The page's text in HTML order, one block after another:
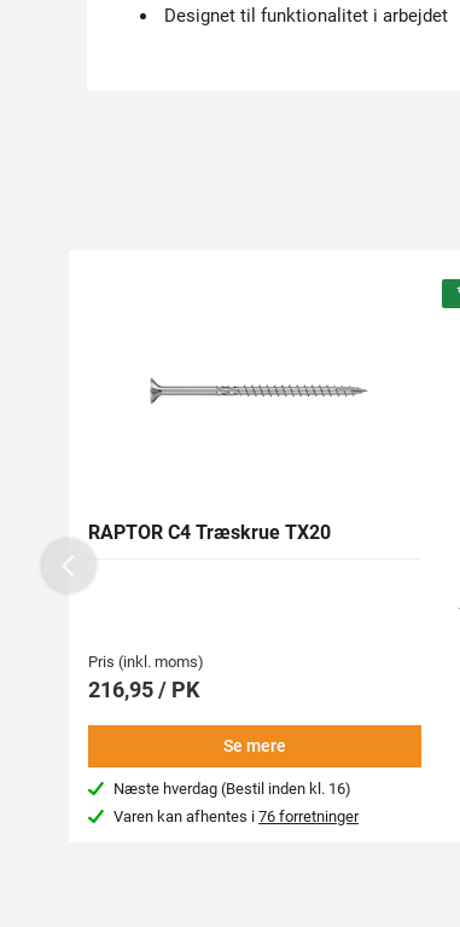
Designet til funktionalitet i arbejdet
RAPTOR C4 Træskrue TX20
Pris (inkl. moms)
216,95 / PK
Se mere
Næste hverdag (Bestil inden kl. 16)
Varen kan afhentes i76 forretninger
Previous